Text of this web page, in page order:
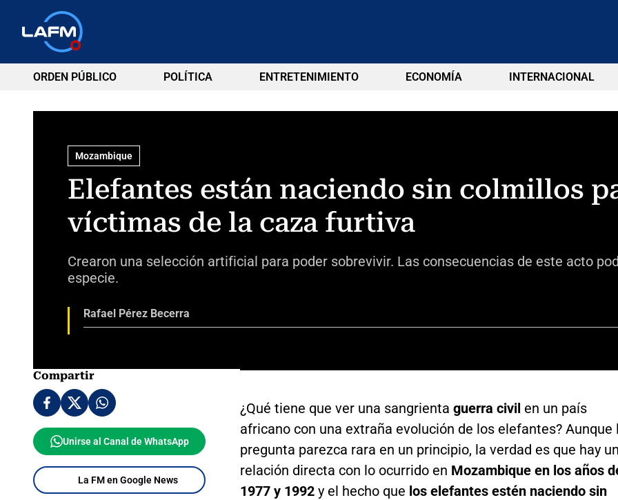
ORDEN PÚBLICO POLÍTICA ENTRETENIMIENTO ECONOMÍA INTERNACIONAL
Mozambique
Elefantes están naciendo sin colmillos
víctimas de la caza furtiva
Crearon una selección artificial para poder sobrevivir. Las consecuencias de este acto
especie.
Rafael Pérez Becerra
Compartir
Unirse al Canal de WhatsApp
La FM en Google News
¿Qué tiene que ver una sangrienta guerra civil en un país
africano con una extraña evolución de los elefantes? Aunque
pregunta parezca rara en un principio, la verdad es que hay
relación directa con lo ocurrido en Mozambique en los años
1977 y 1992y el hecho que los elefantes estén naciendo sin